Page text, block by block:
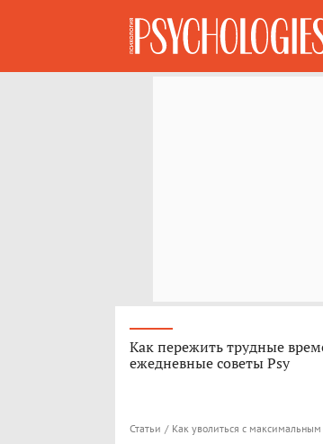
Как пережить трудные
ежедневные советы Psy
Статьи / Как уволиться с